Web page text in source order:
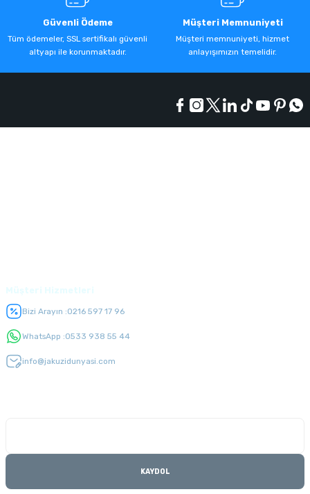
Güvenli Ödeme
Tüm ödemeler, SSL sertifikalı güvenli
altyapı ile korunmaktadır.
Müşteri Memnuniyeti
Müşteri memnuniyeti, hizmet
anlayışımızın temelidir.
Bizi Arayın :0216 597 17 96
WhatsApp :0533 938 55 44
info@jakuzidunyasi.com
KAYDOL